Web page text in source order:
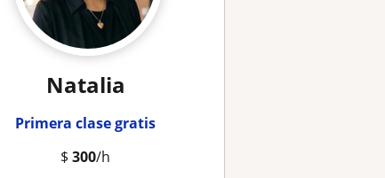
Natalia
Primera clase gratis
$300/h